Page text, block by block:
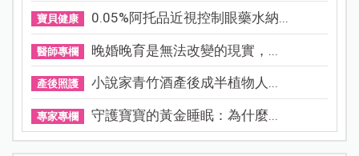
寶貝健康 0.05%阿托品近視控制眼藥水納...
醫師專欄 晚婚晚育是無法改變的現實，...
產後照護 小說家青竹酒產後成半植物人...
專家專欄 守護寶寶的黃金睡眠：為什麼...